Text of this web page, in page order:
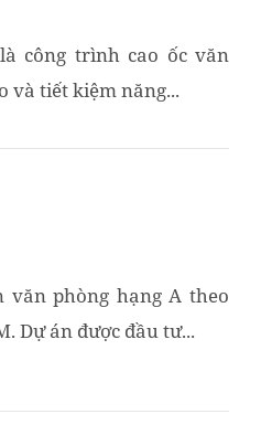
công trình cao ốc văn
và tiết kiệm năng...
văn phòng hạng A theo
Dự án được đầu tư...